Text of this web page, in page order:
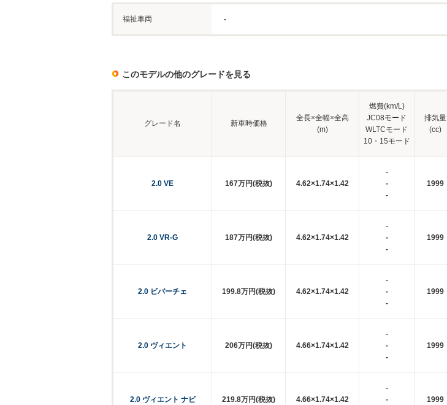
福祉車両 -
このモデルの他のグレードを見る
グレード名 新車時価格
全長×全幅×全高
(m)
燃費(km/L)
JC08モード
WLTCモード
10・15モード
排気量
(cc)
2.0 VE 167万円(税抜) 4.62×1.74×1.42
-
-
-
1999
2.0 VR-G 187万円(税抜) 4.62×1.74×1.42
-
-
-
1999
2.0 ビバーチェ 199.8万円(税抜) 4.62×1.74×1.42
-
-
-
1999
2.0 ヴィエント 206万円(税抜) 4.66×1.74×1.42
-
-
-
1999
2.0 ヴィエント ナビ 219.8万円(税抜) 4.66×1.74×1.42
-
-
1999